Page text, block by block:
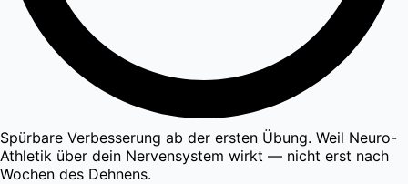
Spürbare Verbesserung ab der ersten Übung. Weil Neuro-
Athletik über dein Nervensystem wirkt — nicht erst nach
Wochen des Dehnens.